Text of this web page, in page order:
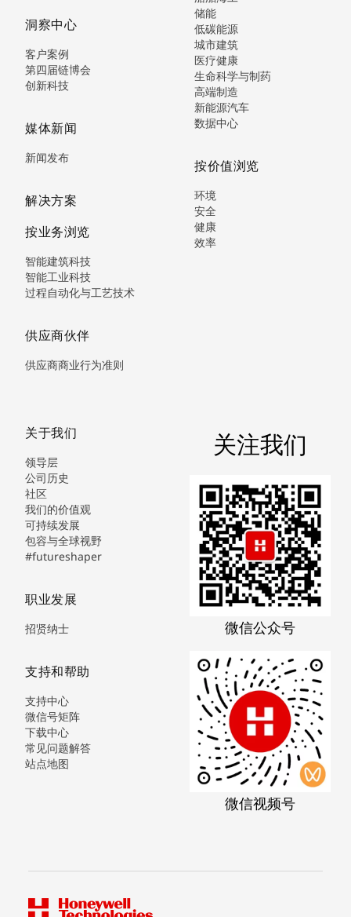
洞察中心
客户案例
第四届链博会
创新科技
媒体新闻
新闻发布
解决方案
按业务浏览
智能建筑科技
智能工业科技
过程自动化与工艺技术
供应商伙伴
供应商商业行为准则
储能
低碳能源
城市建筑
医疗健康
生命科学与制药
高端制造
新能源汽车
数据中心
按价值浏览
环境
安全
健康
效率
关于我们
领导层
公司历史
社区
我们的价值观
可持续发展
包容与全球视野
#futureshaper
职业发展
招贤纳士
支持和帮助
支持中心
微信号矩阵
下载中心
常见问题解答
站点地图
关注我们
微信公众号
微信视频号